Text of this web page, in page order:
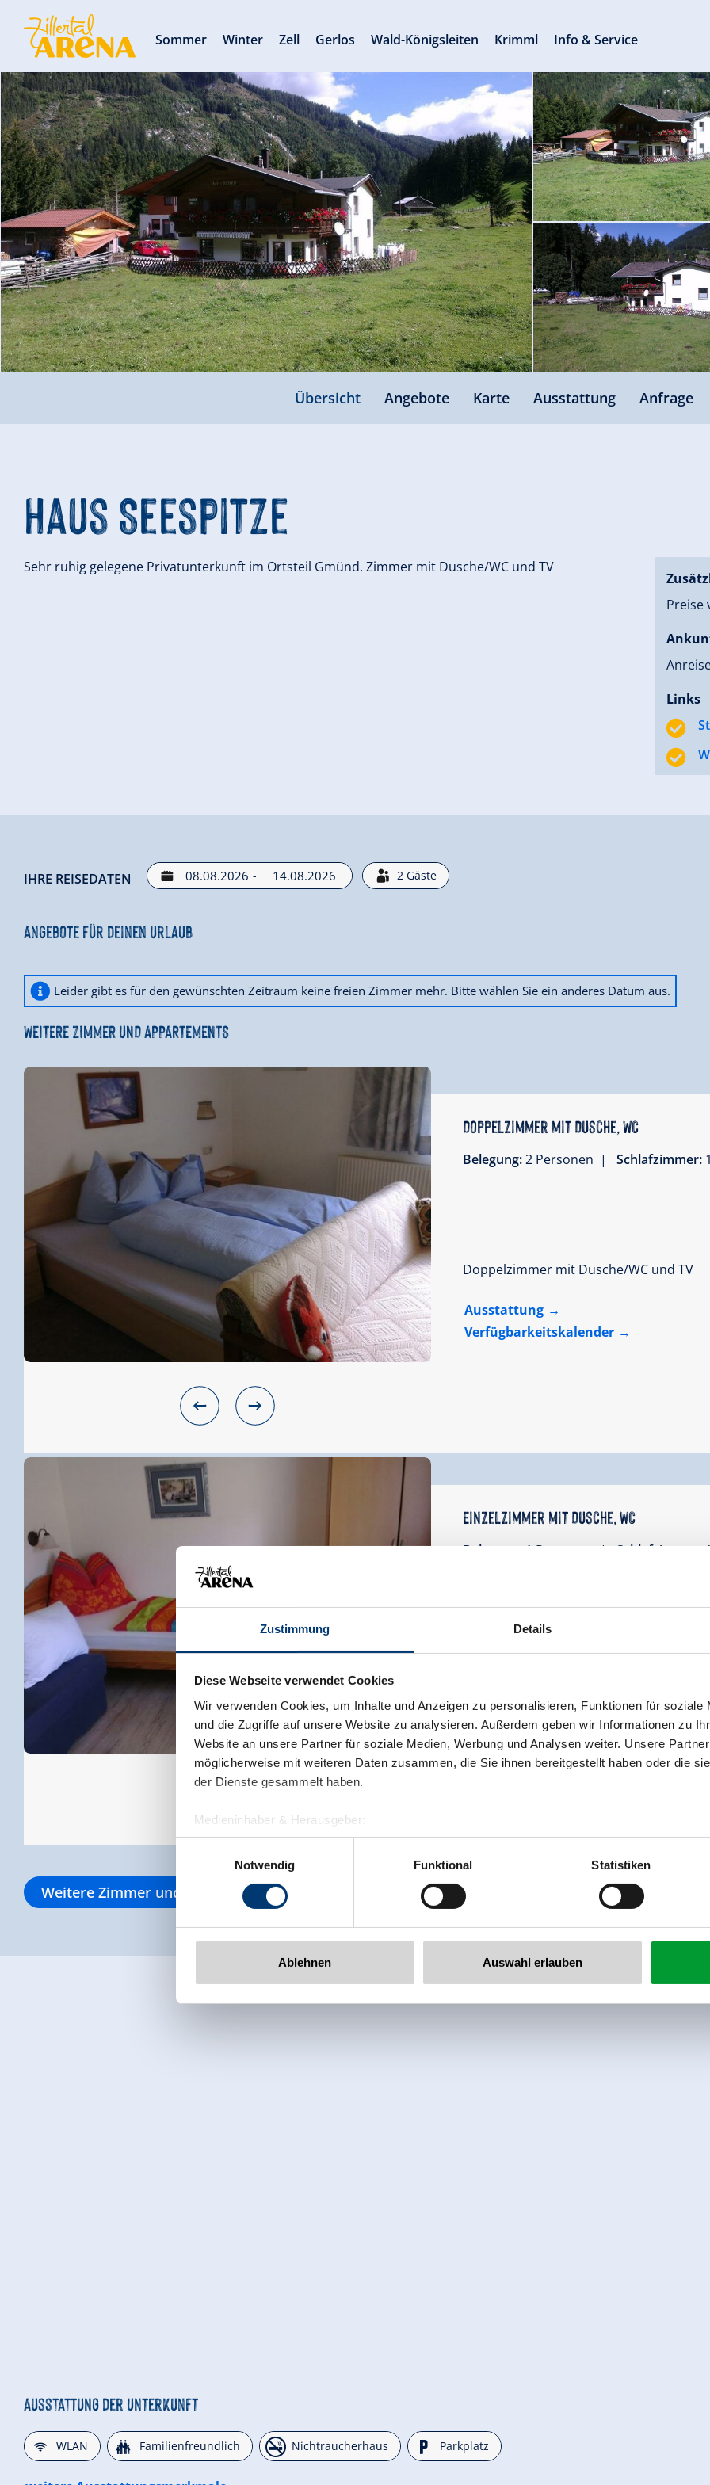
Zustimmung Details
Diese Webseite verwendet Cookies
Wir verwenden Cookies, um Inhalte und Anzeigen zu personalisieren, Funktionen für soziale
und die Zugriffe auf unsere Website zu analysieren. Außerdem geben wir Informationen zu
Website an unsere Partner für soziale Medien, Werbung und Analysen weiter. Unsere
möglicherweise mit weiteren Daten zusammen, die Sie ihnen bereitgestellt haben oder die
der Dienste gesammelt haben.
Medieninhaber & Herausgeber:
Zeller Bergbahnen Zillertal GmbH & Co KG
Rohr 23// A-6280 Zell am Ziller
www.zillertalarena.com
Einwilligungsauswahl
Notwendig
Funktional Statistiken
Ablehnen Auswahl erlauben
Übersicht Angebote Karte Ausstattung Anfrage
Haus Seespitze
Sehr ruhig gelegene Privatunterkunft im Ortsteil Gmünd. Zimmer mit Dusche/WC und TV
Preise
Links
IHRE REISEDATEN - 2 Gäste
Angebote für deinen Urlaub
Leider gibt es für den gewünschten Zeitraum keine freien Zimmer mehr. Bitte wählen Sie ein anderes Datum aus.
WEITERE ZIMMER UND APPARTEMENTS
Doppelzimmer mit Dusche, WC
Belegung:2 Personen | Schlafzimmer:
Doppelzimmer mit Dusche/WC und TV
Ausstattung
Verfügbarkeitskalender
Einzelzimmer mit Dusche, WC
Belegung: 1 Personen | Schlafzimmer:
Ausstattung
Verfügbarkeitskalender
Weitere Zimmer und Appartements
Ausstattung der Unterkunft
🜉WLAN 🍺Familienfreundlich 🏝Nichtraucherhaus 🐈Parkplatz
Sommer Winter Zell Gerlos Wald-Königsleiten Krimml Info & Service